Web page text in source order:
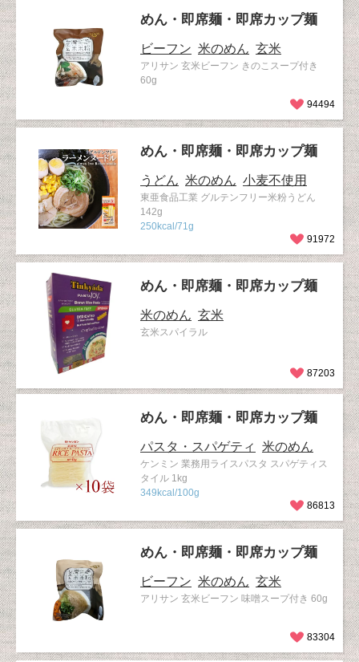
めん・即席麺・即席カップ麺
ビーフン 米のめん 玄米
アリサン 玄米ビーフン きのこスープ付き
60g
94494
めん・即席麺・即席カップ麺
うどん 米のめん 小麦不使用
東亜食品工業 グルテンフリー米粉うどん
142g
250kcal/71g
91972
めん・即席麺・即席カップ麺
米のめん 玄米
玄米スパイラル
87203
めん・即席麺・即席カップ麺
パスタ・スパゲティ 米のめん
ケンミン 業務用ライスパスタ スパゲティス
タイル 1kg
349kcal/100g
86813
めん・即席麺・即席カップ麺
ビーフン 米のめん 玄米
アリサン 玄米ビーフン 味噌スープ付き 60g
83304